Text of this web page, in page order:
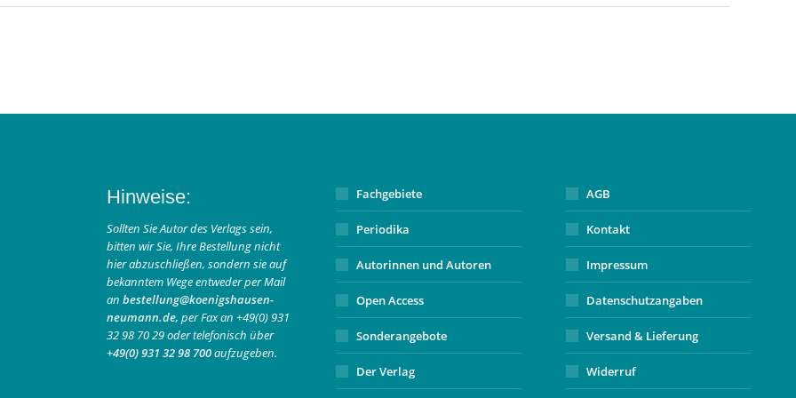
Hinweise:
Sollten Sie Autor des Verlags sein,
bitten wir Sie, Ihre Bestellung nicht
hier abzuschließen, sondern sie auf
bekanntem Wege entweder per Mail
an bestellung@koenigshausen-
neumann.de, per Fax an +49(0) 931
32 98 70 29 oder telefonisch über
+49(0) 931 32 98 700aufzugeben.
Fachgebiete
Periodika
Autorinnen und Autoren
Open Access
Sonderangebote
Der Verlag
AGB
Kontakt
Impressum
Datenschutzangaben
Versand & Lieferung
Widerruf